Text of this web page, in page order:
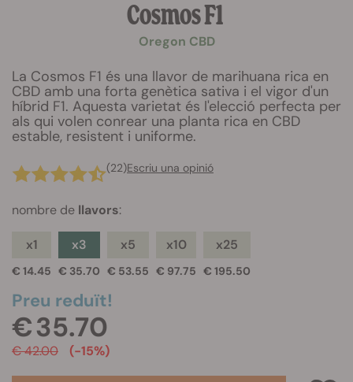
Cosmos F1
Oregon CBD
La Cosmos F1 és una llavor de marihuana rica en
CBD amb una forta genètica sativa i el vigor d'un
híbrid F1. Aquesta varietat és l'elecció perfecta per
als qui volen conrear una planta rica en CBD
estable, resistent i uniforme.
(22)Escriu una opinió
nombre de llavors:
x1
€ 14.45
x3
€ 35.70
x5
€ 53.55
x10
€ 97.75
x25
€ 195.50
Preu reduït!
€ 35.70
€ 42.00 (-15%)